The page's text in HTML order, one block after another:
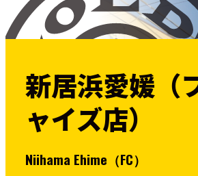
SUPPORT トレーニングサ
SCHOOL
STUDIOスタジオ
JOINご入会について
NEWS ニュース
SHOPオンラインストア
新居浜愛媛（
ャイズ店）
Niihama Ehime（FC）